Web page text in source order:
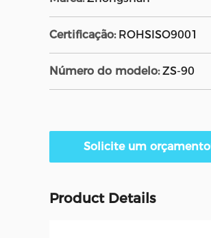
Certificação: ROHSISO9001
Número do modelo: ZS-90
Solicite um orçamento
Product Details